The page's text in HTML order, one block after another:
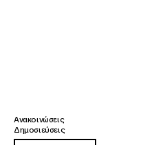
Ανακοινώσεις
Δημοσιεύσεις